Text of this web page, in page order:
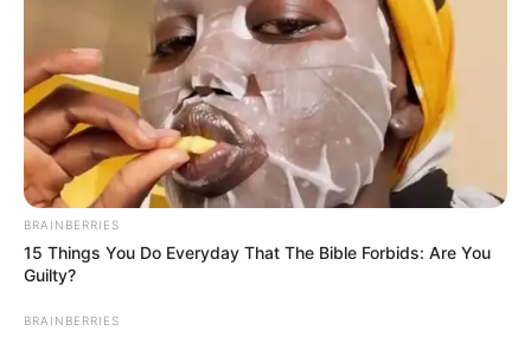
Сусіди Закарпаття сьогодні
зранку піднімали в небо літаки
ЛИП 6, 2024
BRAINBERRIES
15 Things You Do Everyday That The Bible Forbids: Are You
Guilty?
BRAINBERRIES